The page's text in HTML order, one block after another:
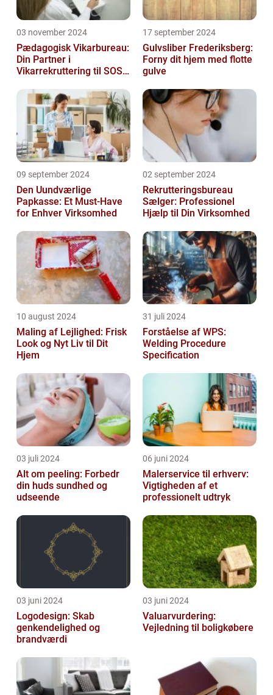
03 november 2024
Pædagogisk Vikarbureau:
Din Partner i
Vikarrekruttering til SOSU
17 september 2024
Gulvsliber Frederiksberg:
Forny dit hjem med flotte
gulve
09 september 2024
Den Uundværlige
Papkasse: Et Must-Have
for Enhver Virksomhed
02 september 2024
Rekrutteringsbureau
Sælger: Professionel
Hjælp til Din Virksomhed
10 august 2024
Maling af Lejlighed: Frisk
Look og Nyt Liv til Dit
Hjem
31 juli 2024
Forståelse af WPS:
Welding Procedure
Specification
03 juli 2024
Alt om peeling: Forbedr
din huds sundhed og
udseende
06 juni 2024
Malerservice til erhverv:
Vigtigheden af et
professionelt udtryk
03 juni 2024
Logodesign: Skab
genkendelighed og
brandværdi
03 juni 2024
Valuarvurdering:
Vejledning til boligkøbere